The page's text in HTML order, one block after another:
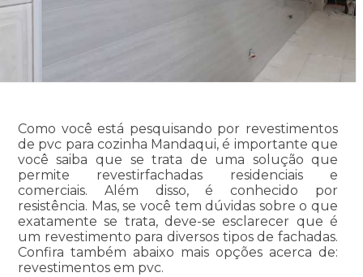
Como você está pesquisando por revestimentos
de pvc para cozinha Mandaqui, é importante que
você saiba que se trata de uma solução que
permite revestirfachadas residenciais e
comerciais. Além disso, é conhecido por
resistência. Mas, se você tem dúvidas sobre o que
exatamente se trata, deve-se esclarecer que é
um revestimento para diversos tipos de fachadas.
Confira também abaixo mais opções acerca de:
revestimentos em pvc.